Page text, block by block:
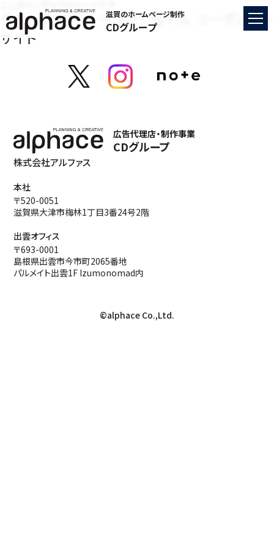
滋賀のホームページ制作
CDグループ
チャンピオンインターナショナル コーポレート
サイト
広告代理店・制作事業
CDグループ
株式会社アルファス
本社
〒520-0051
滋賀県大津市梅林1丁目3番24号2階
出雲オフィス
〒693-0001
島根県出雲市今市町2065番地
パルメイト出雲1F Izumonomad内
©alphace Co.,Ltd.